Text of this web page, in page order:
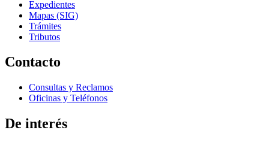
Expedientes
Mapas (SIG)
Trámites
Tributos
Contacto
Consultas y Reclamos
Oficinas y Teléfonos
De interés